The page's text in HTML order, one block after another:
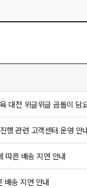
대전 위글위글 곰돌이 담
행 관련 고객센터 운영 안
따른 배송 지연 안내
배송 지연 안내